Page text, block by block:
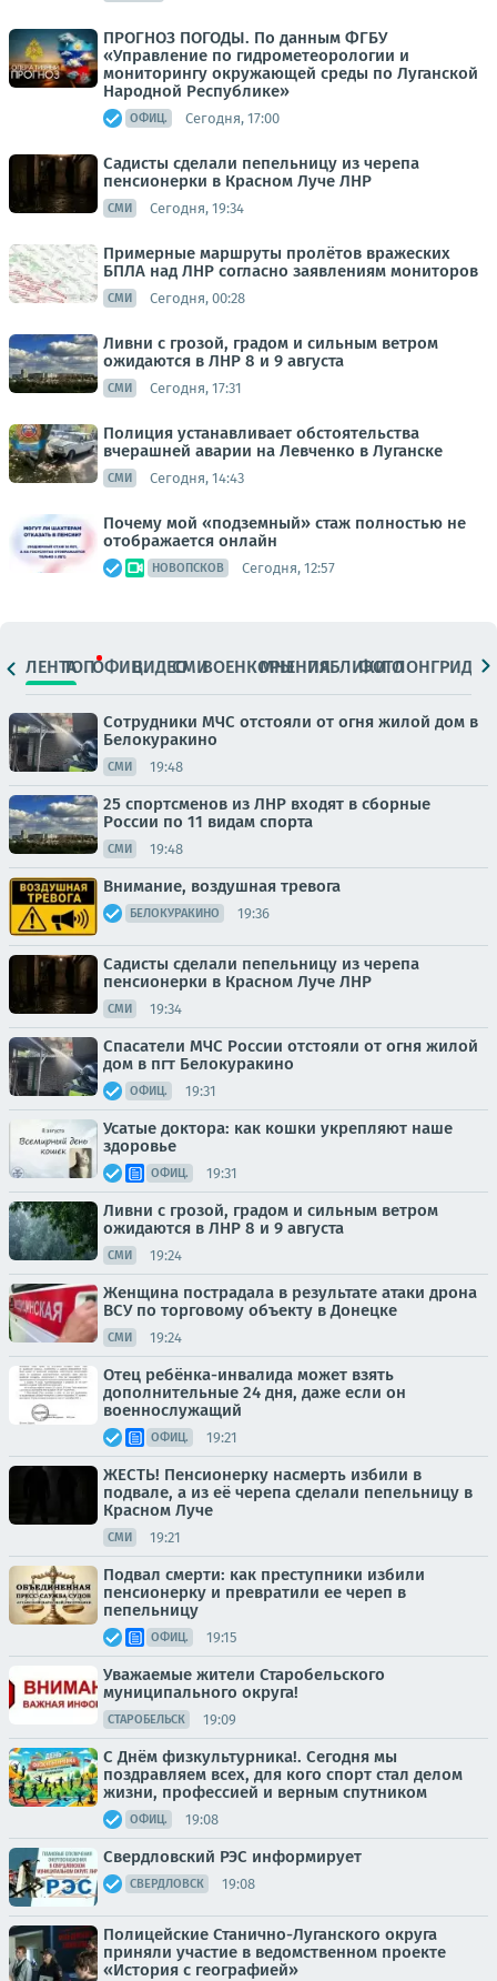
ПРОГНОЗ ПОГОДЫ. По данным ФГБУ
«Управление по гидрометеорологии и
мониторингу окружающей среды по Луганской
Народной Республике»
ОФИЦ. Сегодня, 17:00
Садисты сделали пепельницу из черепа
пенсионерки в Красном Луче ЛНР
СМИ Сегодня, 19:34
Примерные маршруты пролётов вражеских
БПЛА над ЛНР согласно заявлениям мониторов
СМИ Сегодня, 00:28
Ливни с грозой, градом и сильным ветром
ожидаются в ЛНР 8 и 9 августа
СМИ Сегодня, 17:31
Полиция устанавливает обстоятельства
вчерашней аварии на Левченко в Луганске
СМИ Сегодня, 14:43
Почему мой «подземный» стаж полностью не
отображается онлайн
НОВОПСКОВ Сегодня, 12:57
ЛЕНТАТОПОФИЦ.ВИДЕОСМИВОЕНКОРЫМНЕНИЯПАБЛИКИ
ФОТОЛОНГРИДЫ
Сотрудники МЧС отстояли от огня жилой дом в
Белокуракино
СМИ 19:48
25 спортсменов из ЛНР входят в сборные
России по 11 видам спорта
СМИ 19:48
Внимание, воздушная тревога
БЕЛОКУРАКИНО 19:36
Садисты сделали пепельницу из черепа
пенсионерки в Красном Луче ЛНР
СМИ 19:34
Спасатели МЧС России отстояли от огня жилой
дом в пгт Белокуракино
ОФИЦ. 19:31
Усатые доктора: как кошки укрепляют наше
здоровье
ОФИЦ. 19:31
Ливни с грозой, градом и сильным ветром
ожидаются в ЛНР 8 и 9 августа
СМИ 19:24
Женщина пострадала в результате атаки дрона
ВСУ по торговому объекту в Донецке
СМИ 19:24
Отец ребёнка-инвалида может взять
дополнительные 24 дня, даже если он
военнослужащий
ОФИЦ. 19:21
ЖЕСТЬ! Пенсионерку насмерть избили в
подвале, а из её черепа сделали пепельницу в
Красном Луче
СМИ 19:21
Подвал смерти: как преступники избили
пенсионерку и превратили ее череп в
пепельницу
ОФИЦ. 19:15
Уважаемые жители Старобельского
муниципального округа!
СТАРОБЕЛЬСК 19:09
С Днём физкультурника!. Сегодня мы
поздравляем всех, для кого спорт стал делом
жизни, профессией и верным спутником
ОФИЦ. 19:08
Свердловский РЭС информирует
СВЕРДЛОВСК 19:08
Полицейские Станично-Луганского округа
приняли участие в ведомственном проекте
«История с географией»